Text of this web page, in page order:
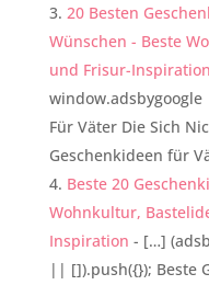
20 Besten
Wünschen - Beste
und Frisur-Inspiration
Für Väter Die Sich
Geschenkideen für
Beste 20
Wohnkultur,
Inspiration - […]
|| []).push({}); Beste